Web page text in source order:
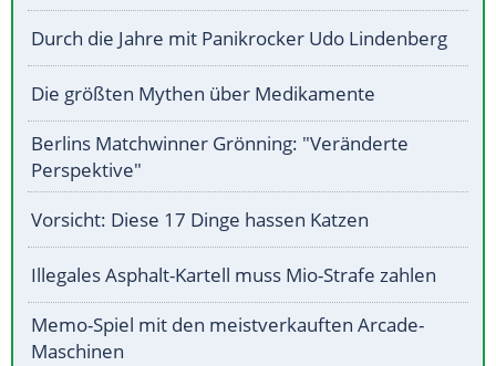
Durch die Jahre mit Panikrocker Udo Lindenberg
Die größten Mythen über Medikamente
Berlins Matchwinner Grönning: "Veränderte
Perspektive"
Vorsicht: Diese 17 Dinge hassen Katzen
Illegales Asphalt-Kartell muss Mio-Strafe zahlen
Memo-Spiel mit den meistverkauften Arcade-
Maschinen